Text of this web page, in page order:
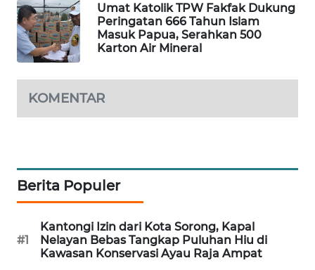
Umat Katolik TPW Fakfak Dukung
Peringatan 666 Tahun Islam
Masuk Papua, Serahkan 500
Karton Air Mineral
KOMENTAR
Berita Populer
#1
Kantongi Izin dari Kota Sorong, Kapal
Nelayan Bebas Tangkap Puluhan Hiu di
Kawasan Konservasi Ayau Raja Ampat
NEWS
METRO
JAKARTA
NEWS
MARITIM